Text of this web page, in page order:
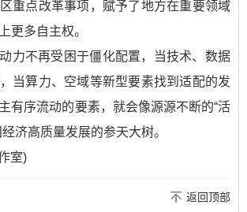
重点改革事项，赋予了地方在重要领域
更多自主权。
力不再受困于僵化配置，当技术、数据
当算力、空域等新型要素找到适配的发
有序流动的要素，就会像源源不断的“活
济高质量发展的参天大树。
室)
返回顶部